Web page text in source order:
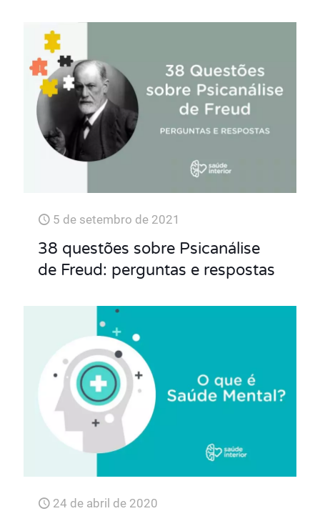
5 de setembro de 2021
38 questões sobre Psicanálise
de Freud: perguntas e respostas
24 de abril de 2020